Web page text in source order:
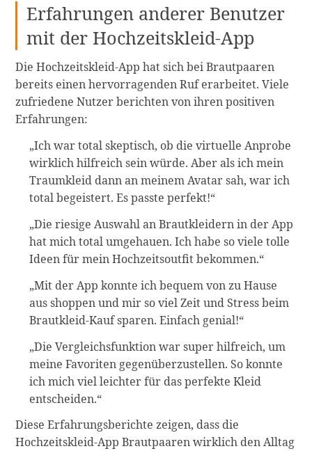
Erfahrungen anderer Benutzer
mit der Hochzeitskleid-App
Die Hochzeitskleid-App hat sich bei Brautpaaren
bereits einen hervorragenden Ruf erarbeitet. Viele
zufriedene Nutzer berichten von ihren positiven
Erfahrungen:
„Ich war total skeptisch, ob die virtuelle Anprobe
wirklich hilfreich sein würde. Aber als ich mein
Traumkleid dann an meinem Avatar sah, war ich
total begeistert. Es passte perfekt!“
„Die riesige Auswahl an Brautkleidern in der App
hat mich total umgehauen. Ich habe so viele tolle
Ideen für mein Hochzeitsoutfit bekommen.“
„Mit der App konnte ich bequem von zu Hause
aus shoppen und mir so viel Zeit und Stress beim
Brautkleid-Kauf sparen. Einfach genial!“
„Die Vergleichsfunktion war super hilfreich, um
meine Favoriten gegenüberzustellen. So konnte
ich mich viel leichter für das perfekte Kleid
entscheiden.“
Diese Erfahrungsberichte zeigen, dass die
Hochzeitskleid-App Brautpaaren wirklich den Alltag